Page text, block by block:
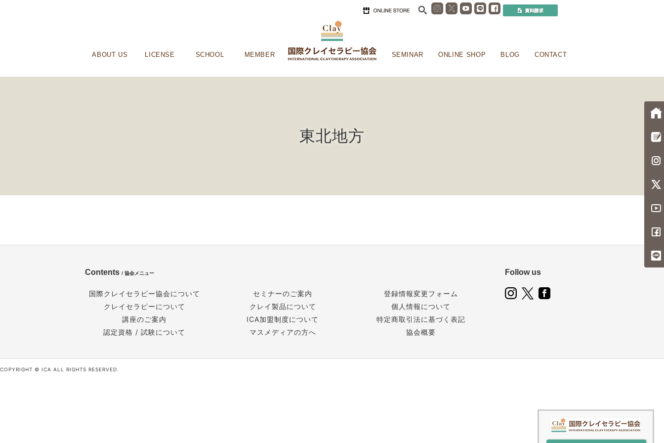
ABOUT US LICENSE SCHOOL MEMBER SEMINAR ONLINE SHOP BLOG CONTACT
東北地方
Contents / 協会メニュー
国際クレイセラピー協会について
クレイセラピーについて
講座のご案内
認定資格 / 試験について
セミナーのご案内
クレイ製品について
ICA加盟制度について
マスメディアの方へ
登録情報変更フォーム
個人情報について
特定商取引法に基づく表記
協会概要
Follow us
COPYRIGHT © ICA ALL RIGHTS RESERVED.